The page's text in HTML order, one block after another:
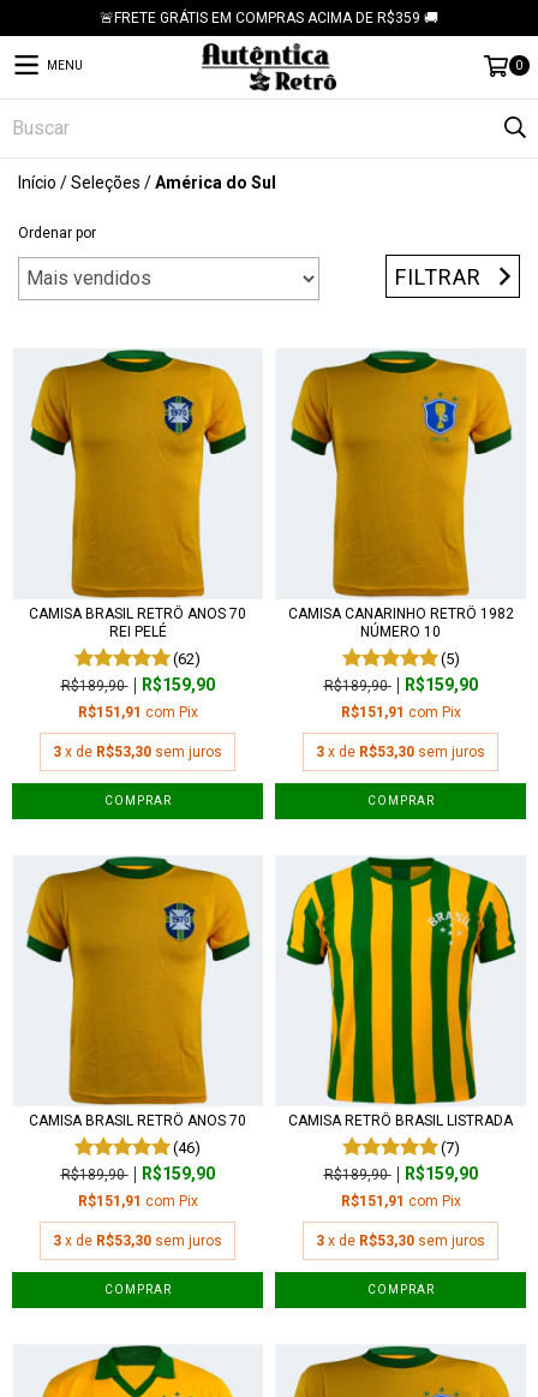
🚨FRETE GRÁTIS EM COMPRAS ACIMA DE R$359 🚚
MENU 0
Início /Seleções /América do Sul
Ordenar por
FILTRAR
CAMISA BRASIL RETRÔ ANOS 70
REI PELÉ
(62)
R$189,90 R$159,90
R$151,91 com Pix
3 x de R$53,30 sem juros
COMPRAR
CAMISA CANARINHO RETRÔ 1982
NÚMERO 10
(5)
R$189,90 R$159,90
R$151,91 com Pix
3 x de R$53,30 sem juros
COMPRAR
CAMISA BRASIL RETRÔ ANOS 70
(46)
R$189,90 R$159,90
R$151,91 com Pix
3 x de R$53,30 sem juros
COMPRAR
CAMISA RETRÔ BRASIL LISTRADA
(7)
R$189,90 R$159,90
R$151,91 com Pix
3 x de R$53,30 sem juros
COMPRAR